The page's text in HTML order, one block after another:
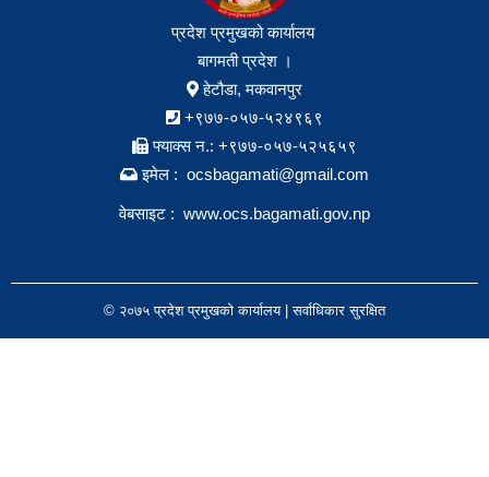
प्रदेश प्रमुखको कार्यालय
बागमती प्रदेश ।
हेटौडा, मकवानपुर
+९७७-०५७-५२४९६९
फ्याक्स न.: +९७७-०५७-५२५६५९
इमेल : ocsbagamati@gmail.com
वेबसाइट : www.ocs.bagamati.gov.np
© २०७५ प्रदेश प्रमुखको कार्यालय | सर्वाधिकार सुरक्षित